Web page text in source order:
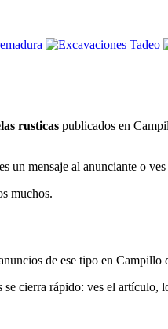
rusticas publicados en
un mensaje al anunciante o
muchos.
de ese tipo en
cierra rápido: ves el artículo,